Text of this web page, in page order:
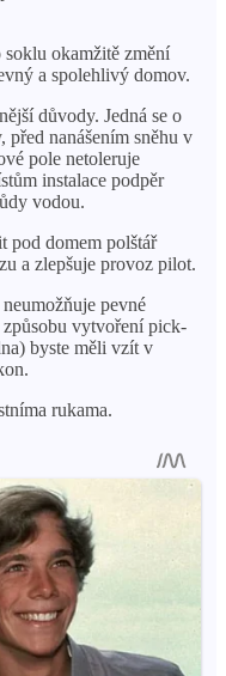
okamžitě změní
a spolehlivý domov.
důvody. Jedná se o
nanášením sněhu v
pole netoleruje
instalace podpěr
vodou.
pod domem polštář
a zlepšuje provoz pilot.
pevné
vytvoření pick-
byste měli vzít v